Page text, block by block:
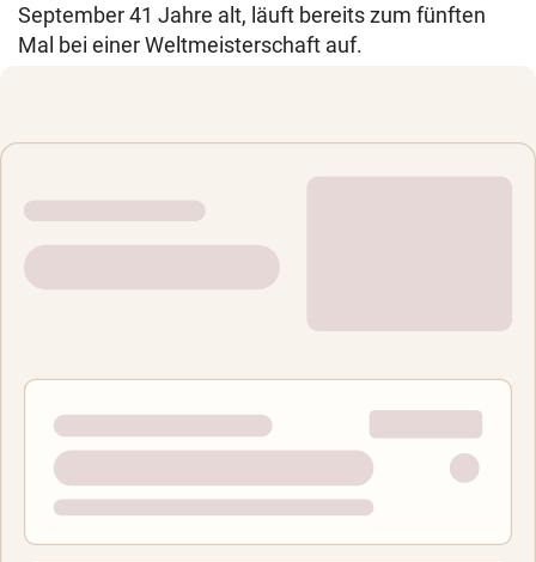
September 41 Jahre alt, läuft bereits zum fünften
Mal bei einer Weltmeisterschaft auf.